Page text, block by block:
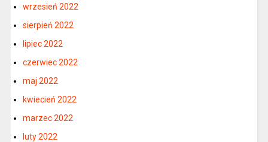
wrzesień 2022
sierpień 2022
lipiec 2022
czerwiec 2022
maj 2022
kwiecień 2022
marzec 2022
luty 2022